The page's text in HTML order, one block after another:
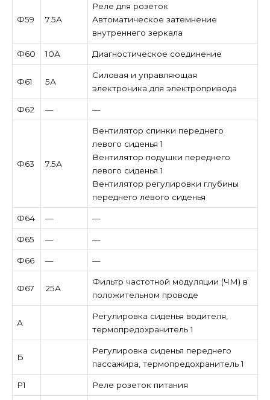
Ф59 7.5А
Реле для розеток
Автоматическое затемнение
внутреннего зеркала
Ф60 10А Диагностическое соединение
Ф61 5А
Силовая и управляющая
электроника для электропривода
Ф62 — —
Ф63 7.5А
Вентилятор спинки переднего
левого сиденья 1
Вентилятор подушки переднего
левого сиденья 1
Вентилятор регулировки глубины
переднего левого сиденья
Ф64 — —
Ф65 — —
Ф66 — —
Ф67 25А
Фильтр частотной модуляции (ЧМ) в
положительном проводе
А
Регулировка сиденья водителя,
термопредохранитель 1
Б
Регулировка сиденья переднего
пассажира, термопредохранитель 1
Р1 Реле розеток питания